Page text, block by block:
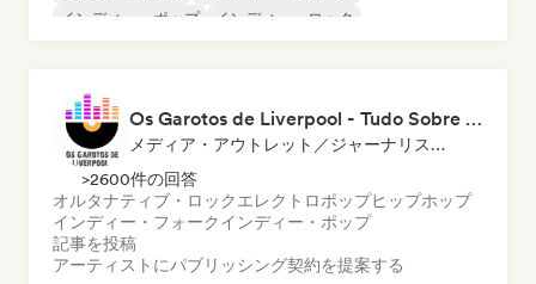
インディー・ポップ
インディー・ロック
Os Garotos de Liverpool - Tudo Sobre Música
メディア・アウトレット／ジャーナリスト, 発行者
>2600件の回答
オルタナティブ・ロックエレクトロポップヒップホップ
インディー・フォークインディー・ポップ
記事を投稿
アーティストにパブリッシング契約を提案する